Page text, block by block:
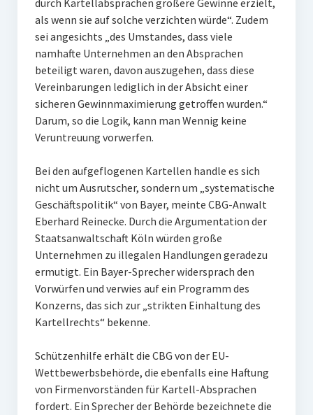
durch Kartellabsprachen größere Gewinne erzielt,
als wenn sie auf solche verzichten würde“. Zudem
sei angesichts „des Umstandes, dass viele
namhafte Unternehmen an den Absprachen
beteiligt waren, davon auszugehen, dass diese
Vereinbarungen lediglich in der Absicht einer
sicheren Gewinnmaximierung getroffen wurden.“
Darum, so die Logik, kann man Wennig keine
Veruntreuung vorwerfen.
Bei den aufgeflogenen Kartellen handle es sich
nicht um Ausrutscher, sondern um „systematische
Geschäftspolitik“ von Bayer, meinte CBG-Anwalt
Eberhard Reinecke. Durch die Argumentation der
Staatsanwaltschaft Köln würden große
Unternehmen zu illegalen Handlungen geradezu
ermutigt. Ein Bayer-Sprecher widersprach den
Vorwürfen und verwies auf ein Programm des
Konzerns, das sich zur „strikten Einhaltung des
Kartellrechts“ bekenne.
Schützenhilfe erhält die CBG von der EU-
Wettbewerbsbehörde, die ebenfalls eine Haftung
von Firmenvorständen für Kartell-Absprachen
fordert. Ein Sprecher der Behörde bezeichnete die